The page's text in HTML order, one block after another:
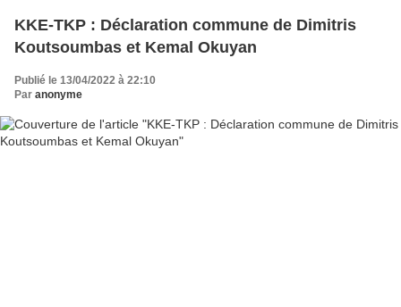
KKE-TKP : Déclaration commune de Dimitris
Koutsoumbas et Kemal Okuyan
Publié le 13/04/2022 à 22:10
Par anonyme